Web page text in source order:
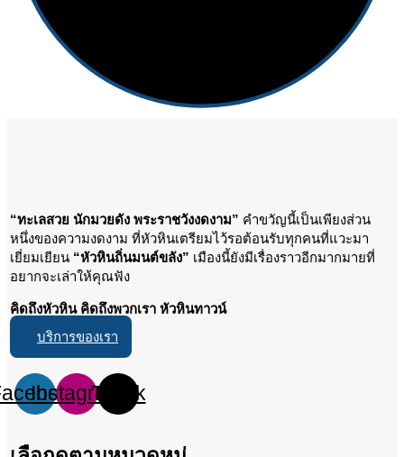
“ทะเลสวย นักมวยดัง พระราชวังงดงาม” คำขวัญนี้เป็นเพียงส่วน
หนึ่งของความงดงาม ที่หัวหินเตรียมไว้รอต้อนรับทุกคนที่แวะมา
เยี่ยมเยียน “หัวหินถิ่นมนต์ขลัง” เมืองนี้ยังมีเรื่องราวอีกมากมายที่
อยากจะเล่าให้คุณฟัง
คิดถึงหัวหิน คิดถึงพวกเรา หัวหินทาวน์
บริการของเรา
InstagramTiktok